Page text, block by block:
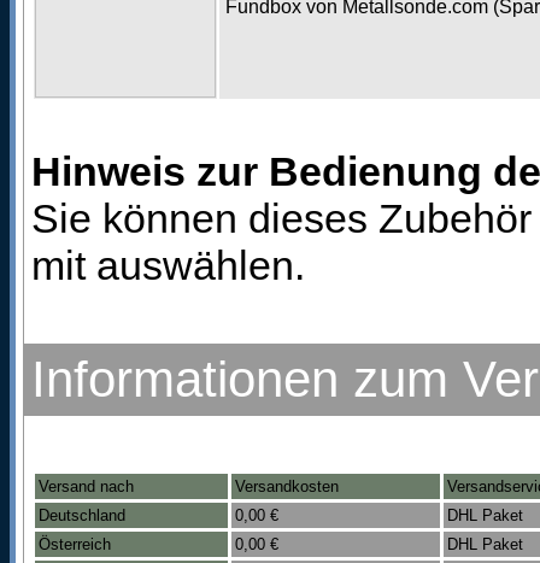
Fundbox von Metallsonde.com
Hinweis zur Bedienung
Sie können dieses
mit auswählen.
Informationen zum
Versand nach Versandkosten
Deutschland
0,00 €
DHL Paket
Österreich
0,00 €
DHL Paket